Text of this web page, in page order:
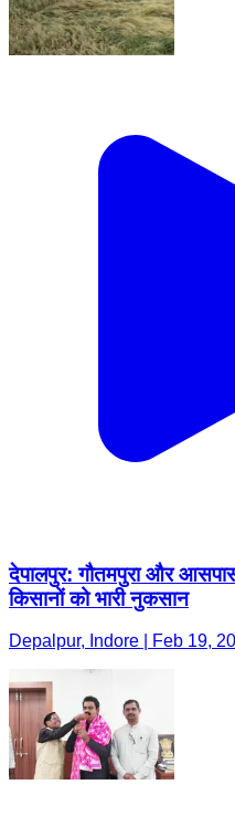
देपालपुर: गौतमपुरा और
किसानों को भारी नुकसान
Depalpur, Indore | Feb 19,